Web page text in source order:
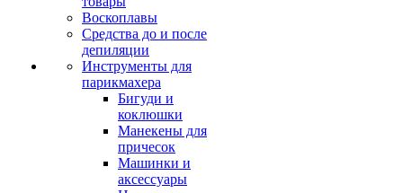
Воскоплавы
Средства до и после
депиляции
Инструменты для
парикмахера
Бигуди и
коклюшки
Манекены для
причесок
Машинки и
аксессуары